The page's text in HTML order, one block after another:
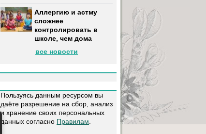
Аллергию и астму
сложнее
контролировать в
школе, чем дома
все новости
Пользуясь данным ресурсом вы
даёте разрешение на сбор, анализ
и хранение своих персональных
данных согласно Правилам